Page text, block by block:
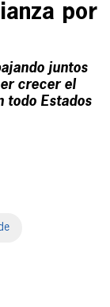
por
juntos
crecer el
todo Estados